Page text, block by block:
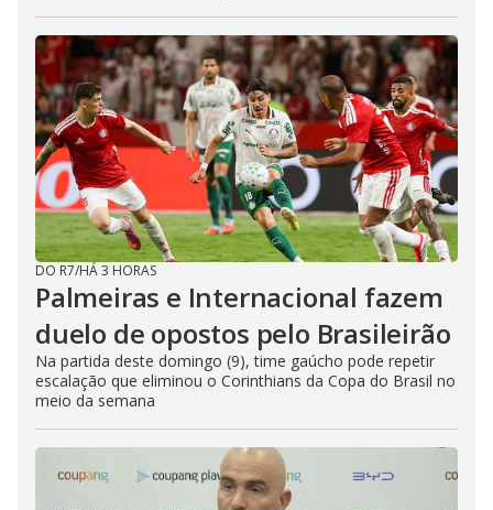
DO R7/HÁ 3 HORAS
Palmeiras e Internacional fazem
duelo de opostos pelo Brasileirão
Na partida deste domingo (9), time gaúcho pode repetir
escalação que eliminou o Corinthians da Copa do Brasil no
meio da semana